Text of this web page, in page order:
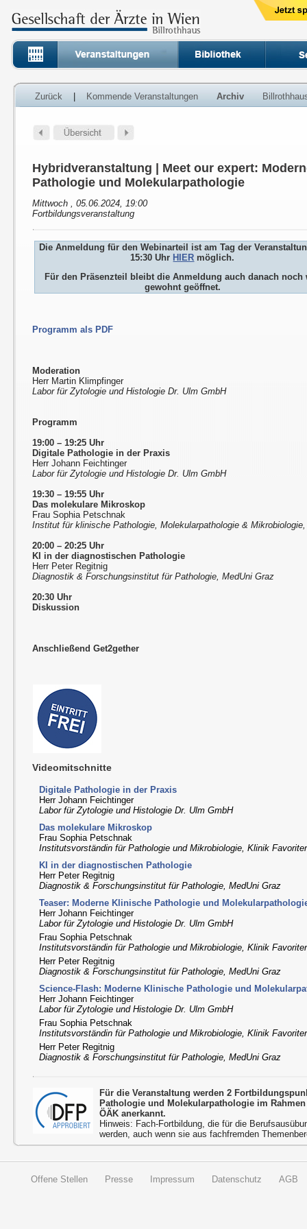
Zurück Kommende Veranstaltungen Archiv
Hybridveranstaltung | Meet our expert:
Pathologie und Molekularpathologie
Mittwoch , 05.06.2024, 19:00
Fortbildungsveranstaltung
Die Anmeldung für den Webinarteil ist am Tag der
15:30 Uhr HIER möglich.
Für den Präsenzteil bleibt die Anmeldung auch danach noch
gewohnt geöffnet.
Programm als PDF
Moderation
Herr Martin Klimpfinger
Labor für Zytologie und Histologie Dr. Ulm GmbH
Programm
19:00 – 19:25 Uhr
Digitale Pathologie in der Praxis
Herr Johann Feichtinger
Labor für Zytologie und Histologie Dr. Ulm GmbH
19:30 – 19:55 Uhr
Das molekulare Mikroskop
Frau Sophia Petschnak
Institut für klinische Pathologie, Molekularpathologie &
20:00 – 20:25 Uhr
KI in der diagnostischen Pathologie
Herr Peter Regitnig
Diagnostik & Forschungsinstitut für Pathologie, MedUni Graz
20:30 Uhr
Diskussion
Anschließend Get2gether
Videomitschnitte
Digitale Pathologie in der Praxis
Herr Johann Feichtinger
Labor für Zytologie und Histologie Dr. Ulm GmbH
Das molekulare Mikroskop
Frau Sophia Petschnak
Institutsvorständin für Pathologie und Mikrobiologie, Klinik
KI in der diagnostischen Pathologie
Herr Peter Regitnig
Diagnostik & Forschungsinstitut für Pathologie, MedUni Graz
Teaser: Moderne Klinische Pathologie und
Herr Johann Feichtinger
Labor für Zytologie und Histologie Dr. Ulm GmbH
Frau Sophia Petschnak
Institutsvorständin für Pathologie und Mikrobiologie, Klinik
Herr Peter Regitnig
Diagnostik & Forschungsinstitut für Pathologie, MedUni Graz
Science-Flash: Moderne Klinische Pathologie und
Herr Johann Feichtinger
Labor für Zytologie und Histologie Dr. Ulm GmbH
Frau Sophia Petschnak
Institutsvorständin für Pathologie und Mikrobiologie, Klinik
Herr Peter Regitnig
Diagnostik & Forschungsinstitut für Pathologie, MedUni Graz
Für die Veranstaltung werden 2
Pathologie und Molekularpathologie im
ÖÄK anerkannt.
Hinweis: Fach-Fortbildung, die für die
werden, auch wenn sie aus fachfremden
Offene Stellen Presse Impressum Datenschutz AGB